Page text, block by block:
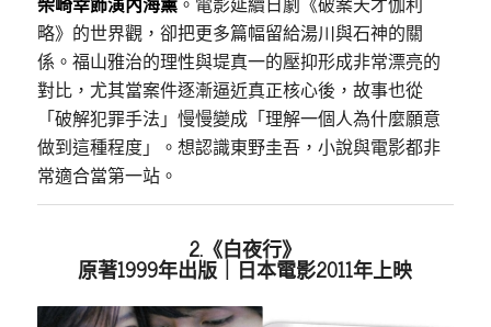
略》的世界觀，卻把更多篇幅留給湯川與石神的關
係。福山雅治的理性與堤真一的壓抑形成非常漂亮的
對比，尤其當案件逐漸逼近真正核心後，故事也從
「破解犯罪手法」慢慢變成「理解一個人為什麼願意
做到這種程度」。想認識東野圭吾，小說與電影都非
常適合當第一站。
2.《白夜行》
原著1999年出版｜日本電影2011年上映